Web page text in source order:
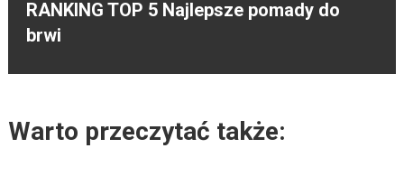
RANKING TOP 5 Najlepsze pomady do
brwi
Warto przeczytać także: